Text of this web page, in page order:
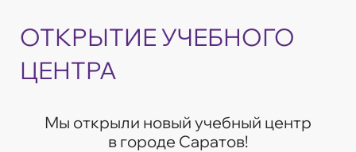
ОТКРЫТИЕ УЧЕБНОГО
ЦЕНТРА
Мы открыли новый учебный центр
в городе Саратов!